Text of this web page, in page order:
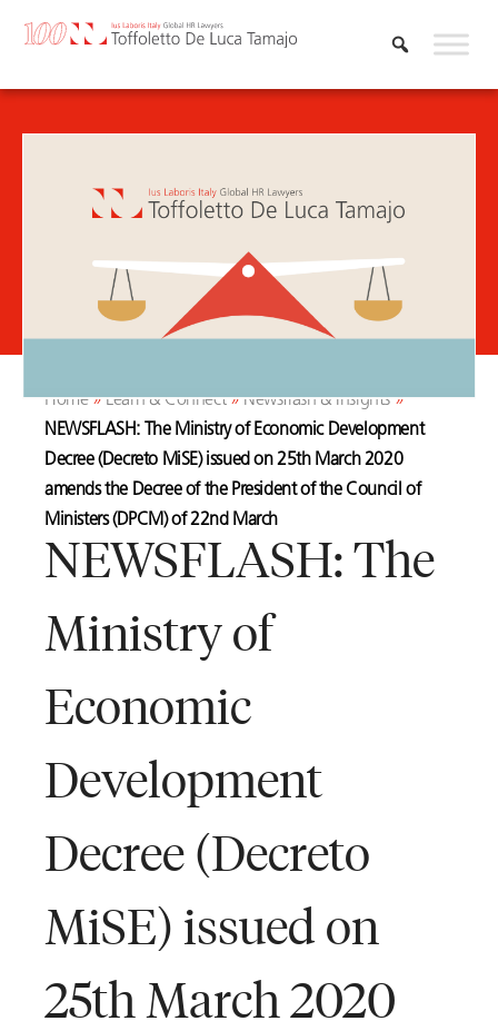
Home»Learn & Connect»Newsflash & Insights»
NEWSFLASH: The Ministry of Economic Development
Decree (Decreto MiSE) issued on 25th March 2020
amends the Decree of the President of the Council of
Ministers (DPCM) of 22nd March
NEWSFLASH: The
Ministry of
Economic
Development
Decree (Decreto
MiSE) issued on
25th March 2020